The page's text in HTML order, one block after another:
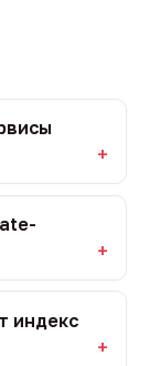
индекс